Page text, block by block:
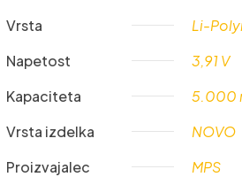
Vrsta
Li-
Napetost
3,91 V
Kapaciteta
5.000
Vrsta izdelka
NOVO
Proizvajalec
MPS